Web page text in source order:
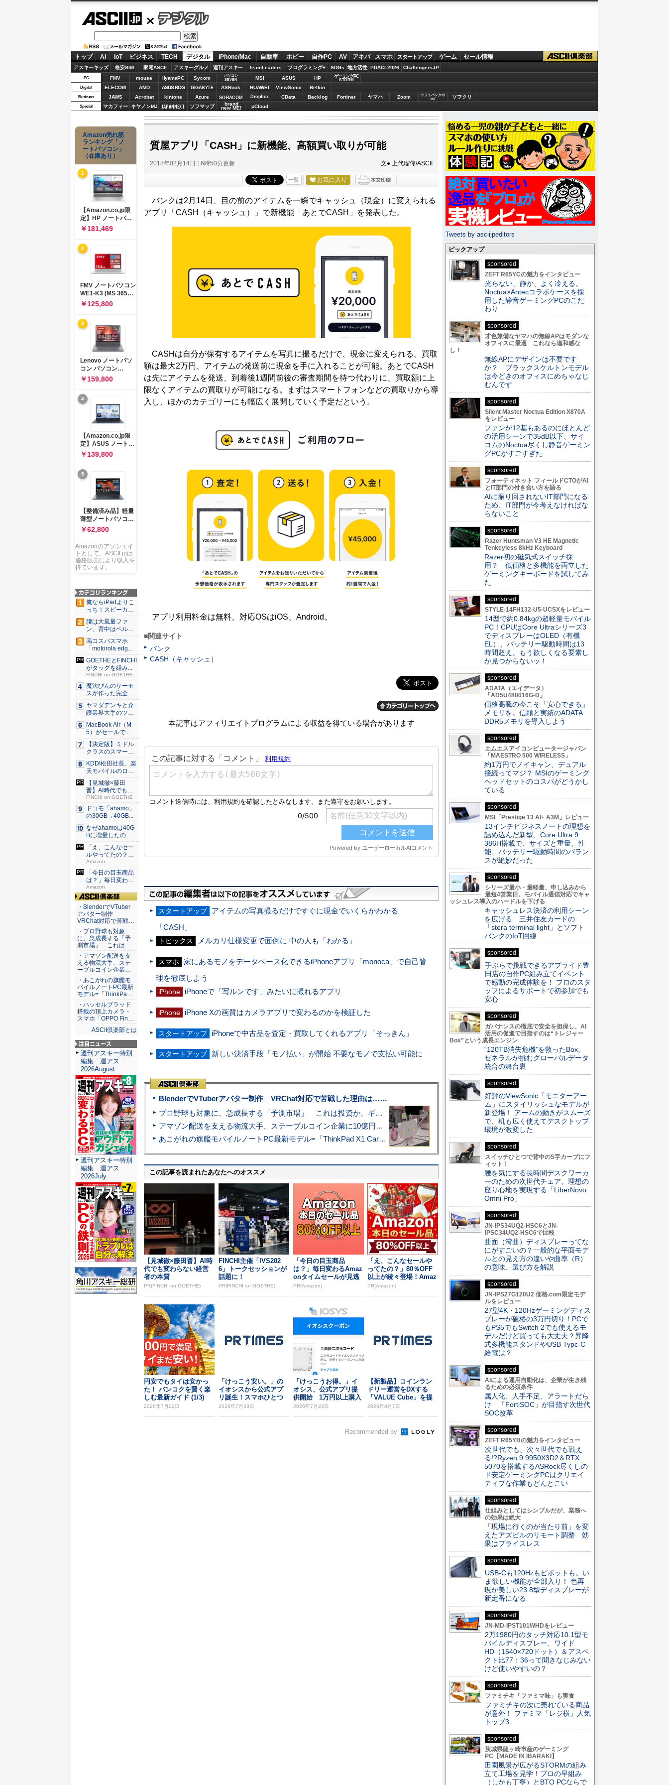
デジタル
トップ AI IoT ビジネス TECH デジタル iPhone/Mac 自動車 ホビー 自作PC AV アキバ スマホ スタートアップ ゲーム セール情報
アスキーキッズ 格安SIM 家電ASCII アスキーグルメ 週刊アスキー TeamLeaders プログラミング+ SDGs 地方活性 PUACL2026 ChallengersJP
PC FMV mouse iiyamaPC Sycom
パソコン
SEVEN
MSI ASUS HP ゲーミングPC
STORM
Digital ELECOM AMD ASUS ROG GIGABYTE ASRock HUAWEI ViewSonic Belkin
Business JAWS Acrobat kintone Azure SORACOM Dropbox CData Backlog Fortinet ヤマハ Zoom
ソフトバンクの
IoT
ソフクリ
Special マカフィー キヤノンMJ JAPANNEXT ソフマップ brand
new ME! pCloud
質屋アプリ「CASH」に新機能、高額買い取りが可能
2018年02月14日 16時50分更新 文● 上代瑠偉/ASCII
一覧 お気に入り
バンクは2月14日、目の前のアイテムを一瞬でキャッシュ（現金）に変えられる
アプリ「CASH（キャッシュ）」で新機能「あとでCASH」を発表した。
CASHは自分が保有するアイテムを写真に撮るだけで、現金に変えられる。買取
額は最大2万円、アイテムの発送前に現金を手に入れることが可能。あとでCASH
は先にアイテムを発送、到着後1週間前後の審査期間を待つ代わりに、買取額に上
限なくアイテムの買取りが可能になる。まずはスマートフォンなどの買取りから導
入し、ほかのカテゴリーにも幅広く展開していく予定だという。
アプリ利用料金は無料、対応OSはiOS、Android。
■関連サイト
バンク
CASH（キャッシュ）
本記事はアフィリエイトプログラムによる収益を得ている場合があります
スタートアップ
アイテムの写真撮るだけですぐに現金でいくらかわかる
「CASH」
トピックス メルカリ仕様変更で面倒に 中の人も「わかる」
スマホ
家にあるモノをデータベース化できるiPhoneアプリ「monoca」で自己管
理を徹底しよう
iPhone iPhoneで「写ルンです」みたいに撮れるアプリ
iPhone iPhone Xの画質はカメラアプリで変わるのかを検証した
スタートアップ iPhoneで中古品を査定・買取してくれるアプリ「そっきん」
スタートアップ 新しい決済手段「モノ払い」が開始 不要なモノで支払い可能に
BlenderでVTuberアバター制作 VRChat対応で苦戦した理由は……
プロ野球も対象に、急成長する「予測市場」 これは投資か、ギャンブルか
アマゾン配送を支える物流大手、ステーブルコイン企業に10億円投資のワケ
あこがれの旗艦モバイルノートPC最新モデル=「ThinkPad X1 Carbon Gen 14 Aura Edition」実機レビュー
この記事を読まれたあなたへのオススメ
【見城徹×藤田晋】AI時
代でも変わらない経営
者の本質
PR(FINCHI on GOETHE)
FINCHI主催「IVS202
6」トークセッションが
話題に！
PR(FINCHI on GOETHE)
「今日の目玉商品
は？」毎日変わるAmaz
onタイムセールが見逃
せない
PR(Amazon)
「え、こんなセールや
ってたの？」80％OFF
以上が続々登場！Amaz
onの本気が...
PR(Amazon)
円安でもタイは安かっ
た！ バンコクを賢く楽
しむ最新ガイド (1/3)
2026年7月22日
「けっこう安い。」の
イオシスから公式アプ
リ誕生！スマホひとつ
でよりお得に！
2026年7月23日
「けっこうお得。」イ
オシス、公式アプリ提
供開始 1万円以上購入
で1000円オフク...
2026年7月23日
【新製品】コインラン
ドリー運営をDXする
「VALUE Cube」を提
供開始トリオ...
2026年8月7日
Recommended by
Amazon売れ筋
ランキング「ノ
ートパソコン」
（在庫あり）
1
【Amazon.co.jp限
定】HP ノートパソ
コン 15-fd 15.6イン
チ インテル Core 5
120U メモリ16GB
SSD512GB
Windows 11
Microsoft Office
2024搭載 WPS
Office搭載 カメラシ
ャッター 指紋認証 薄
型 Copilotキー搭載
ナチュラルシルバー
￥181,469
2
FMV ノートパソコン
WE1-K3 (MS 365
Personal/Copilotキ
ー搭載/Win 11/15.6
型/Core
i5/16GB/SSD
512GB/ホワイト)
FMVWK3E15W_AZ
￥125,800
3
Lenovo ノートパソ
コン パソコン
IdeaPad Slim 3 14.0
インチ AMD
Ryzen™ 5 8640HS
メモリ16GB
SSD512GB
Microsoft 365 試用
版 Windows11 バッ
テリー駆動12.6時間
重量1.39kg ルナグレ
ー 83K9003JJP ノー
トPC
￥159,800
4
【Amazon.co.jp限
定】ASUS ノートパ
ソコン Vivobook 15
M1502NAQ 15.6イ
ンチ AMD Ryzen 7
170 メモリ16GB
SSD 512GB
Microsoft 365
Personal (24か月版)
搭載 Windows 11 重
量1.7kg Wi-Fi 6E ク
ワイエットブルー
M1502NAQ-
￥139,800
5
【整備済み品】軽量
薄型ノートパソコン
dynabook G83 ■
13.3型
FHD(1920x1080) -
高性能第11世代Core
i5-1135G7 - メモリ
16GB - SSD 256GB
USB Type-C - MS
Office 2021 - Win11
搭載
￥62,800
Amazonのアソシエイ
トとして、ASCII.jpは
適格販売により収入を
得ています。
俺ならiPadよりこ
っち！スピーカー
9個...
腰は大風量ファ
ン、背中はペルチ
ェ冷却。ダ...
高コスパスマホ
「motorola edg...
GOETHEとFINCHI
がタッグを組み...
FINCHI on GOETHE
魔法びんのサーモ
スが作った完全遮
光100...
ヤマダデンキと介
護業界大手のツク
イが協業...
MacBook Air（M
5）がセールで...
【決定版】ミドル
クラスのスマート
フォンの...
KDDI松田社長、楽
天モバイルのロー
ミン...
【見城徹×藤田
晋】AI時代でも変
わらない...
FINCHI on GOETHE
ドコモ「ahamo」
の30GB→40GB...
なぜahamoは40G
Bに増量したの
か ...
「え、こんなセー
ルやってたの？」
80％O...
Amazon
「今日の目玉商品
は？」毎日変わる
Amaz...
Amazon
ASCII倶楽部
・BlenderでVTuber
アバター制作
VRChat対応で苦戦…
・プロ野球も対象
に、急成長する「予
測市場」 これは…
・アマゾン配送を支
える物流大手、ステ
ーブルコイン企業…
・あこがれの旗艦モ
バイルノートPC最新
モデル=「ThinkPa…
・ハッセルブラッド
搭載の頂上カメラ・
スマホ「OPPO Fin…
ASCII倶楽部とは
注目ニュース
週刊アスキー特別
編集 週アス
2026August
週刊アスキー特別
編集 週アス
2026July
Tweets by asciijpeditors
ピックアップ
sponsored
ZEFT R65YCの魅力をインタビュー
光らない、静か、よく冷える。
Noctua×Antecコラボケースを採
用した静音ゲーミングPCのこだ
わり
sponsored
才色兼備なヤマハの無線APはモダンな
オフィスに最適 これなら違和感な
し！
無線APにデザインは不要です
か？ ブラックスケルトンモデル
は今どきのオフィスにめちゃなじ
むんです
sponsored
Silent Master Noctua Edition X870A
をレビュー
ファンが12基もあるのにほとんど
の活用シーンで35dB以下、サイ
コムのNoctua尽くし静音ゲーミン
グPCがすごすぎた
sponsored
フォーティネット フィールドCTOがAI
とIT部門の付き合い方を語る
AIに振り回されないIT部門になる
ため、IT部門が今考えなければな
らないこと
sponsored
Razer Huntsman V3 HE Magnetic
Tenkeyless 8kHz Keyboard
Razer初の磁気式スイッチ採
用？ 低価格と多機能を両立した
ゲーミングキーボードを試してみ
た
sponsored
STYLE-14FH132-U5-UCSXをレビュー
14型で約0.84kgの超軽量モバイル
PC！CPUはCore Ultraシリーズ3
でディスプレーはOLED（有機
EL）、バッテリー駆動時間は13
時間超え。もう欲しくなる要素し
か見つからないッ！
sponsored
ADATA（エイデータ）
「AD5U480016G-D」
価格高騰の今こそ「安心できる」
メモリを。信頼と実績のADATA
DDR5メモリを導入しよう
sponsored
エムエスアイコンピュータージャパン
「MAESTRO 500 WIRELESS」
約1万円でノイキャン、デュアル
接続ってマジ？ MSIのゲーミング
ヘッドセットのコスパがどうかし
ている
sponsored
MSI「Prestige 13 AI+ A3M」レビュー
13インチビジネスノートの理想を
詰め込んだ新型、Core Ultra 9
386H搭載で、サイズと重量、性
能、バッテリー駆動時間のバラン
スが絶妙だった
sponsored
シリーズ最小・最軽量、申し込みから
最短4営業日。モバイル通信対応でキャ
ッシュレス導入のハードルを下げる
キャッシュレス決済の利用シーン
を広げる 三井住友カードの
「stera terminal light」とソフト
バンクのIoT回線
sponsored
手ぶらで挑戦できるアプライド豊
田店の自作PC組み立てイベント
で感動の完成体験を！ プロのスタ
ッフによるサポートで初参加でも
安心
sponsored
ガバナンスの徹底で安全を担保し、AI
活用の促進で目指すのは“トレジャー
Box”という成長エンジン
“120TB消失危機”を救ったBox。
ゼネラルが挑むグローバルデータ
統合の舞台裏
sponsored
好評のViewSonic「モニターアー
ム」にスタイリッシュなモデルが
新登場！ アームの動きがスムーズ
で、机も広く使えてデスクトップ
環境が激変した
sponsored
スイッチひとつで背中のS字カーブにフ
ィット！
腰を気にする長時間デスクワーカ
ーのための次世代チェア。理想の
座り心地を実現する「LiberNovo
Omni Pro」
sponsored
JN-IPS34UQ2-HSC6とJN-
IPSC34UQ2-HSC6で比較
曲面（湾曲）ディスプレーってな
にがすごいの？一般的な平面モデ
ルとの見え方の違いや曲率（R）
の意味、選び方を解説
sponsored
JN-IPS27G120U2 価格.com限定モデ
ルをレビュー
27型4K・120Hzゲーミングディス
プレーが破格の3万円切り！PCで
もPS5でもSwitch 2でも使えるモ
デルだけど買っても大丈夫？昇降
式多機能スタンドやUSB Typc-C
給電は？
sponsored
AIによる運用自動化は、企業が生き残
るための必須条件
属人化、人手不足、アラートだら
け 「FortiSOC」が目指す次世代
SOC改革
sponsored
ZEFT R65YBの魅力をインタビュー
次世代でも、次々世代でも戦え
る!?Ryzen 9 9950X3D2＆RTX
5070を搭載するASRock尽くしの
ド安定ゲーミングPCはクリエイ
ティブな作業もどんとこい
sponsored
仕組みとしてはシンプルだが、業務へ
の効果は絶大
「現場に行くのが当たり前」を変
えたアズビルのリモート調整 効
果はプライスレス
sponsored
USB-Cも120Hzもピボットも。い
ま欲しい機能が全部入り！ 色再
現が美しい23.8型ディスプレーが
新定番になる
sponsored
JN-MD-IPST101WHDをレビュー
2万1980円のタッチ対応10.1型モ
バイルディスプレー、ワイド
HD（1540×720ドット）＆アスペ
クト比77：36って聞きなじみない
けど使いやすいの？
sponsored
ファミチキ「ファミマ味」も実食
ファミチキの次に売れている商品
が意外！ ファミマ「レジ横」人気
トップ3
sponsored
茨城県龍ヶ崎市産のゲーミング
PC【MADE IN IBARAKI】
田園風景が広がるSTORMの組み
立て工場を見学！プロの早組み
（しかも丁寧）とBTO PCならで